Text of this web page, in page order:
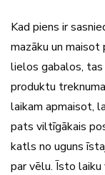
Kad piens ir
mazāku un maisot
lielos gabalos, tas
produktu
laikam apmaisot,
pats viltīgākais
katls no uguns
par vēlu. Īsto laiku